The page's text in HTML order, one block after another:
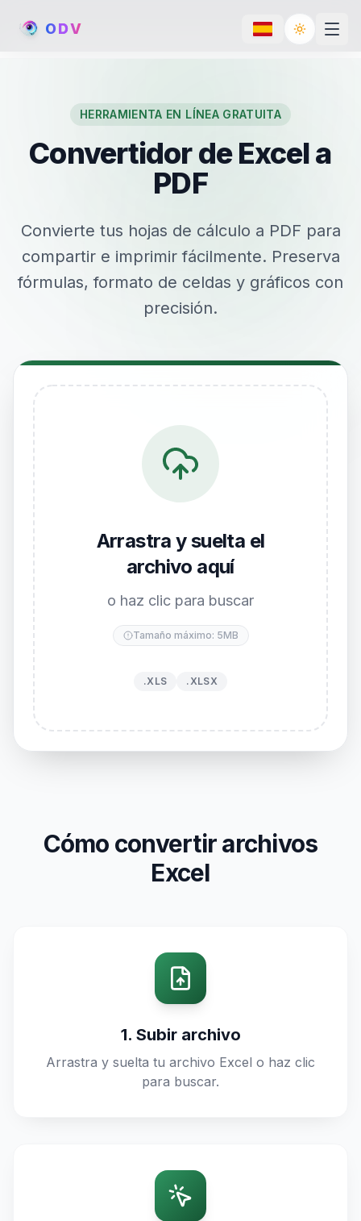
ODV Toggle
HERRAMIENTA EN LÍNEA GRATUITA
Convertidor de Excel a
PDF
Convierte tus hojas de cálculo a PDF para
compartir e imprimir fácilmente. Preserva
fórmulas, formato de celdas y gráficos con
precisión.
Arrastra y suelta el
archivo aquí
o haz clic para buscar
Tamaño máximo: 5MB
.XLS .XLSX
Cómo convertir archivos
Excel
1. Subir archivo
Arrastra y suelta tu archivo Excel o haz clic
para buscar.